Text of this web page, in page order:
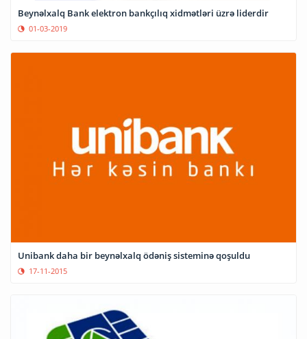
Beynəlxalq Bank elektron bankçılıq xidmətləri üzrə liderdir
01-03-2019
Unibank daha bir beynəlxalq ödəniş sisteminə qoşuldu
17-11-2015